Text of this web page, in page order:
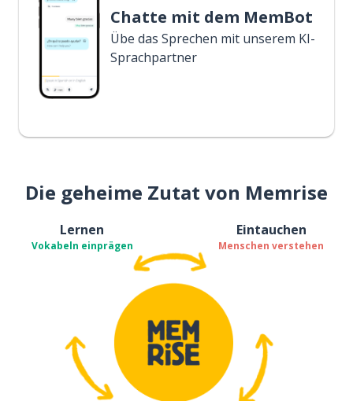
Chatte mit dem MemBot
Übe das Sprechen mit unserem KI-
Sprachpartner
Die geheime Zutat von Memrise
Lernen
Vokabeln einprägen
Eintauchen
Menschen verstehen